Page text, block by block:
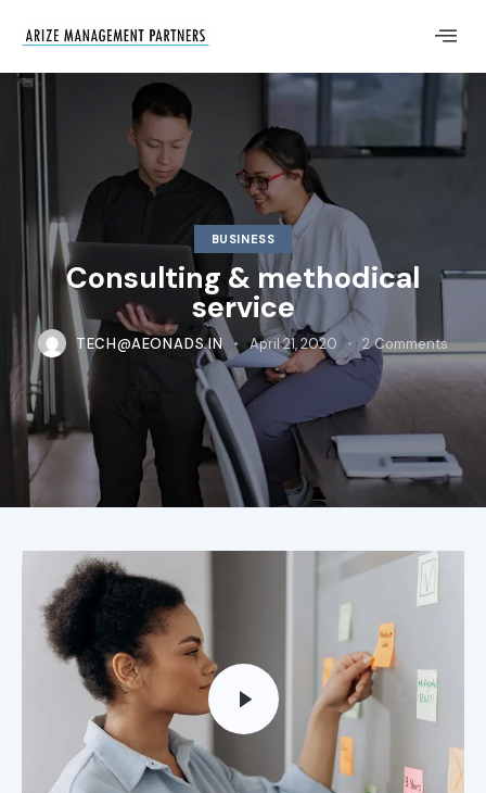
BUSINESS
Consulting & methodical
service
TECH@AEONADS.IN April 21, 2020 2 Comments